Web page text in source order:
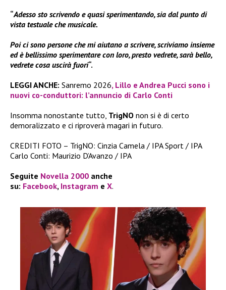
“Adesso sto scrivendo e quasi sperimentando, sia dal punto di
vista testuale che musicale.
Poi ci sono persone che mi aiutano a scrivere, scriviamo insieme
ed è bellissimo sperimentare con loro, presto vedrete, sarà bello,
vedrete cosa uscirà fuori“.
LEGGI ANCHE: Sanremo 2026, Lillo e Andrea Pucci sono i
nuovi co-conduttori: l’annuncio di Carlo Conti
Insomma nonostante tutto, TrigNO non si è di certo
demoralizzato e ci riproverà magari in futuro.
CREDITI FOTO – TrigNO: Cinzia Camela / IPA Sport / IPA
Carlo Conti: Maurizio D’Avanzo / IPA
Seguite Novella 2000 anche
su: Facebook, Instagram e X.